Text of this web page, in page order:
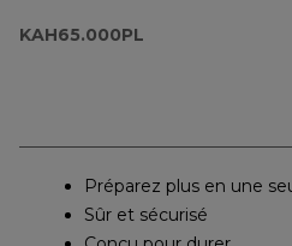
KAH65.000PL
Préparez plus en une
Sûr et sécurisé